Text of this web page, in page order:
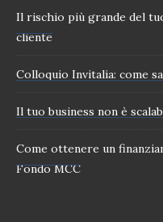
Il rischio più grande del
cliente
Colloquio Invitalia: come
Il tuo business non è
Come ottenere un
Fondo MCC